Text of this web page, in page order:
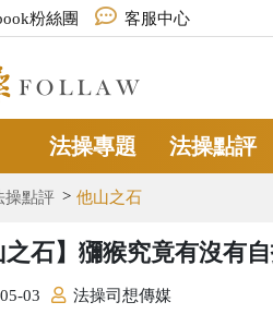
粉絲團 客服中心
法操專題 法操點評
操點評 他山之石
之石】獼猴究竟有沒有
03 法操司想傳媒